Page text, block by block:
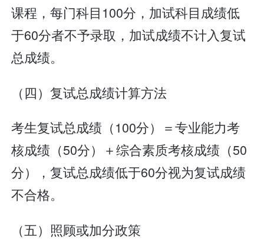
课程，每门科目100分，加试科目成绩低
于60分者不予录取，加试成绩不计入复试
总成绩。
（四）复试总成绩计算方法
考生复试总成绩（100分）＝专业能力考
核成绩（50分）＋综合素质考核成绩（50
分），复试总成绩低于60分视为复试成绩
不合格。
（五）照顾或加分政策